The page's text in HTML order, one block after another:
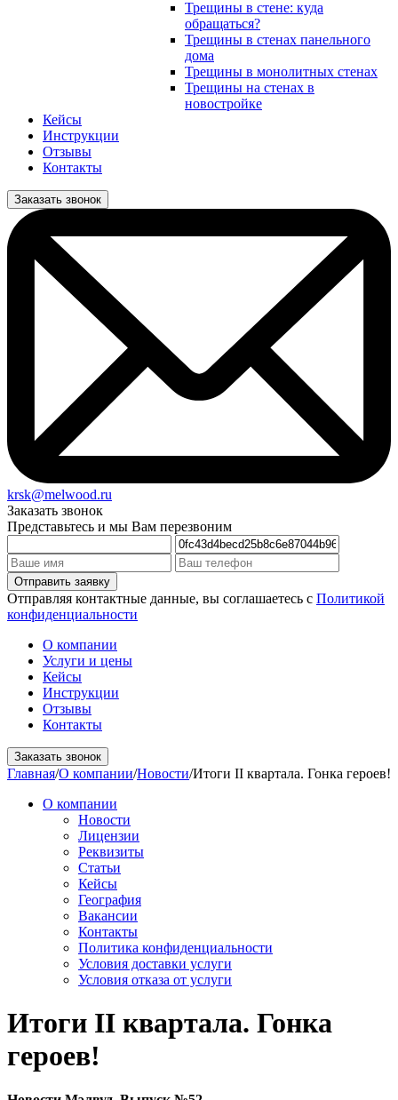
Трещины в стене: куда
обращаться?
Трещины в стенах панельного
дома
Трещины в монолитных стенах
Трещины на стенах в
новостройке
Кейсы
Инструкции
Отзывы
Контакты
Заказать звонок
krsk@melwood.ru
Заказать звонок
Представьтесь и мы Вам перезвоним
Отправляя контактные данные, вы соглашаетесь с Политикой
конфиденциальности
О компании
Услуги и цены
Кейсы
Инструкции
Отзывы
Контакты
Заказать звонок
Главная/О компании/Новости/Итоги II квартала. Гонка героев!
О компании
Новости
Лицензии
Реквизиты
Статьи
Кейсы
География
Вакансии
Контакты
Политика конфиденциальности
Условия доставки услуги
Условия отказа от услуги
Итоги II квартала. Гонка
героев!